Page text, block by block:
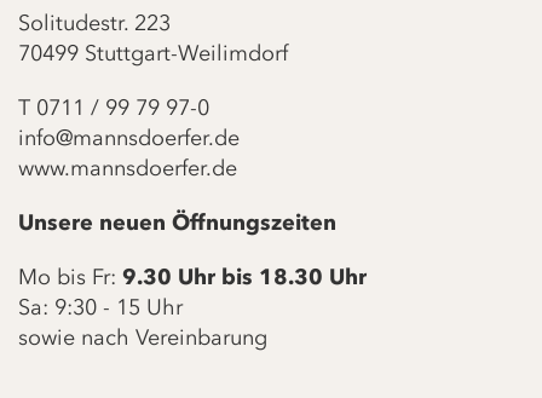
Solitudestr. 223
70499 Stuttgart-Weilimdorf
T 0711 / 99 79 97-0
info@mannsdoerfer.de
www.mannsdoerfer.de
Unsere neuen Öffnungszeiten
Mo bis Fr: 9.30 Uhr bis 18.30 Uhr
Sa: 9:30 - 15 Uhr
sowie nach Vereinbarung